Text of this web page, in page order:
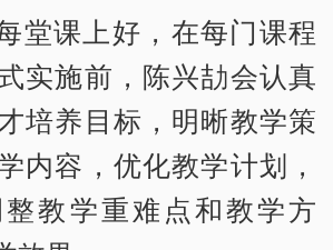
堂课上好，在每门课程
实施前，陈兴劼会认真
培养目标，明晰教学策
内容，优化教学计划，
教学重难点和教学方